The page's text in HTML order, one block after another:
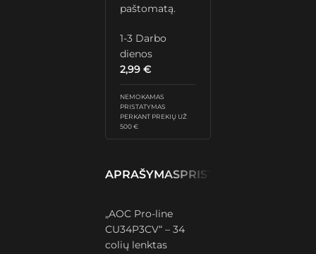
paštomatą.
1-3 Darbo
dienos
2,99€
NEMOKAMAS
PRISTATYMAS
PERKANT PREKIŲ UŽ
500 €
APRAŠYMASPRISTATYMAS IR
„AOC Pro-line
CU34P3CV“ – 34
colių lenktas